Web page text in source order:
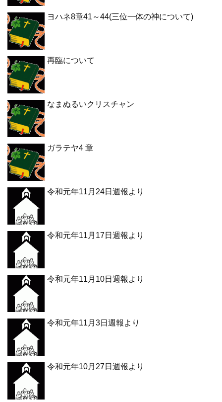
ヨハネ8章41～44(三位一体の神について)
再臨について
なまぬるいクリスチャン
ガラテヤ4 章
令和元年11月24日週報より
令和元年11月17日週報より
令和元年11月10日週報より
令和元年11月3日週報より
令和元年10月27日週報より